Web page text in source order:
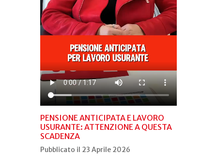
PENSIONE ANTICIPATA E LAVORO
USURANTE: ATTENZIONE A QUESTA
SCADENZA
Pubblicato il 23 Aprile 2026